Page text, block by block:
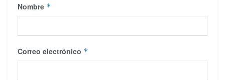
Nombre *
Correo electrónico *